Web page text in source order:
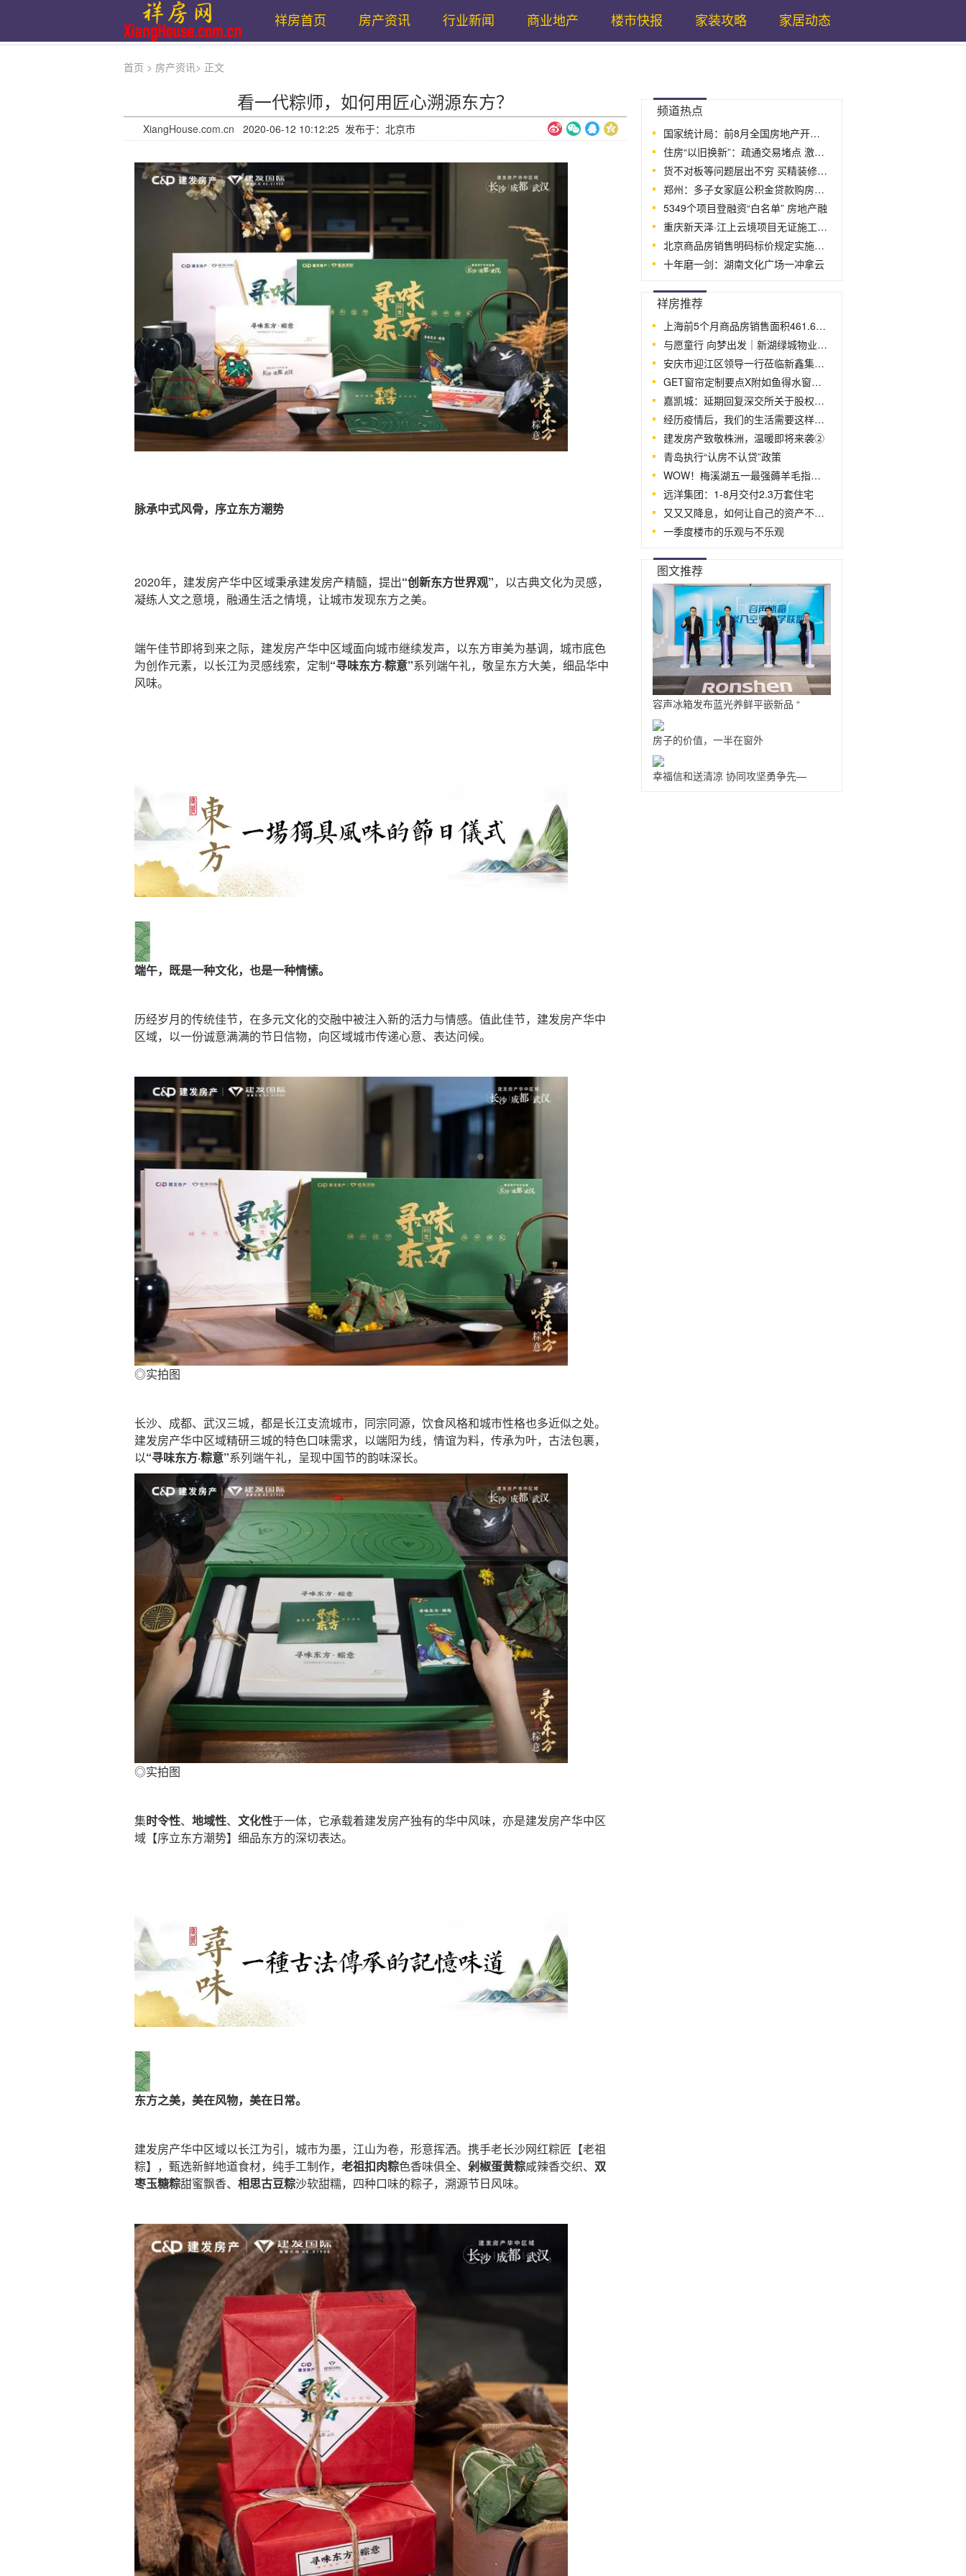
祥房首页 房产资讯 行业新闻 商业地产 楼市快报 家装攻略 家居动态
首页 > 房产资讯> 正文
看一代粽师，如何用匠心溯源东方？
XiangHouse.com.cn 2020-06-12 10:12:25 发布于：北京市
脉承中式风骨，序立东方潮势
2020年，建发房产华中区域秉承建发房产精髓，提出“创新东方世界观”，以古典文化为灵感，
凝练人文之意境，融通生活之情境，让城市发现东方之美。
端午佳节即将到来之际，建发房产华中区域面向城市继续发声，以东方审美为基调，城市底色
为创作元素，以长江为灵感线索，定制“寻味东方·粽意”系列端午礼，敬呈东方大美，细品华中
风味。
端午，既是一种文化，也是一种情愫。
历经岁月的传统佳节，在多元文化的交融中被注入新的活力与情感。值此佳节，建发房产华中
区域，以一份诚意满满的节日信物，向区域城市传递心意、表达问候。
◎实拍图
长沙、成都、武汉三城，都是长江支流城市，同宗同源，饮食风格和城市性格也多近似之处。
建发房产华中区域精研三城的特色口味需求，以端阳为线，情谊为料，传承为叶，古法包裹，
以“寻味东方·粽意”系列端午礼，呈现中国节的韵味深长。
◎实拍图
集时令性、 地域性、 文化性于一体，它承载着建发房产独有的华中风味，亦是建发房产华中区
域【序立东方潮势】细品东方的深切表达。
东方之美，美在风物，美在日常。
建发房产华中区域以长江为引，城市为墨，江山为卷，形意挥洒。携手老长沙网红粽匠【老祖
粽】，甄选新鲜地道食材，纯手工制作， 老祖扣肉粽色香味俱全、 剁椒蛋黄粽咸辣香交织、 双
枣玉糖粽甜蜜飘香、 相思古豆粽沙软甜糯，四种口味的粽子，溯源节日风味。
频道热点
国家统计局：前8月全国房地产开发投资下
住房“以旧换新”：疏通交易堵点 激活换
货不对板等问题层出不穷 买精装修房竟
郑州：多子女家庭公积金贷款购房最高可贷
5349个项目登融资“白名单” 房地产融
重庆新天泽·江上云境项目无证施工 开
北京商品房销售明码标价规定实施细则征
十年磨一剑：湖南文化广场一冲拿云
祥房推荐
上海前5个月商品房销售面积461.66万平
与愿童行 向梦出发｜新湖绿城物业员工携
安庆市迎江区领导一行莅临新鑫集团参观
GET窗帘定制要点X附如鱼得水窗帘定制案
嘉凯城：延期回复深交所关于股权激励是否
经历疫情后，我们的生活需要这样的房子
建发房产致敬株洲，温暖即将来袭②
青岛执行“认房不认贷”政策
WOW！梅溪湖五一最强薅羊毛指南！！
远洋集团：1-8月交付2.3万套住宅
又又又降息，如何让自己的资产不缩水？
一季度楼市的乐观与不乐观
图文推荐
容声冰箱发布蓝光养鲜平嵌新品 “
房子的价值，一半在窗外
幸福信和送清凉 协同攻坚勇争先—